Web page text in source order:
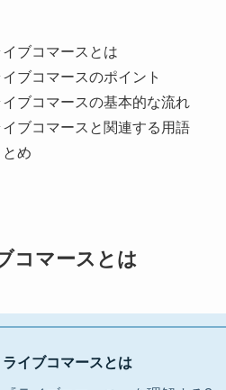
イブコマースとは
イブコマースのポイント
イブコマースの基本的な流れ
イブコマースと関連する用語
とめ
コマースとは
ライブコマースとは